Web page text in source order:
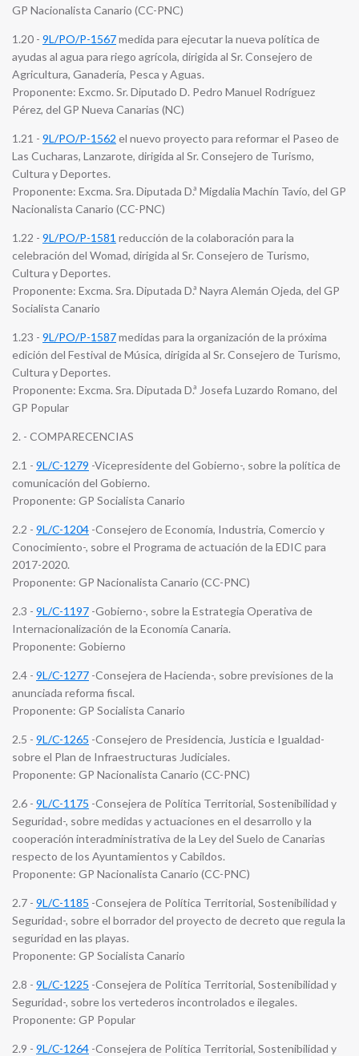
GP Nacionalista Canario (CC-PNC)
1.20 - 9L/PO/P-1567medida para ejecutar la nueva política de
ayudas al agua para riego agrícola, dirigida al Sr. Consejero de
Agricultura, Ganadería, Pesca y Aguas.
Proponente: Excmo. Sr. Diputado D. Pedro Manuel Rodríguez
Pérez, del GP Nueva Canarias (NC)
1.21 - 9L/PO/P-1562 el nuevo proyecto para reformar el Paseo de
Las Cucharas, Lanzarote, dirigida al Sr. Consejero de Turismo,
Cultura y Deportes.
Proponente: Excma. Sra. Diputada D.ª Migdalia Machín Tavío, del GP
Nacionalista Canario (CC-PNC)
1.22 - 9L/PO/P-1581 reducción de la colaboración para la
celebración del Womad, dirigida al Sr. Consejero de Turismo,
Cultura y Deportes.
Proponente: Excma. Sra. Diputada D.ª Nayra Alemán Ojeda, del GP
Socialista Canario
1.23 - 9L/PO/P-1587medidas para la organización de la próxima
edición del Festival de Música, dirigida al Sr. Consejero de Turismo,
Cultura y Deportes.
Proponente: Excma. Sra. Diputada D.ª Josefa Luzardo Romano, del
GP Popular
2. - COMPARECENCIAS
2.1 - 9L/C-1279 -Vicepresidente del Gobierno-, sobre la política de
comunicación del Gobierno.
Proponente: GP Socialista Canario
2.2 - 9L/C-1204 -Consejero de Economía, Industria, Comercio y
Conocimiento-, sobre el Programa de actuación de la EDIC para
2017-2020.
Proponente: GP Nacionalista Canario (CC-PNC)
2.3 - 9L/C-1197 -Gobierno-, sobre la Estrategia Operativa de
Internacionalización de la Economía Canaria.
Proponente: Gobierno
2.4 - 9L/C-1277 -Consejera de Hacienda-, sobre previsiones de la
anunciada reforma fiscal.
Proponente: GP Socialista Canario
2.5 - 9L/C-1265 -Consejero de Presidencia, Justicia e Igualdad-
sobre el Plan de Infraestructuras Judiciales.
Proponente: GP Nacionalista Canario (CC-PNC)
2.6 - 9L/C-1175 -Consejera de Política Territorial, Sostenibilidad y
Seguridad-, sobre medidas y actuaciones en el desarrollo y la
cooperación interadministrativa de la Ley del Suelo de Canarias
respecto de los Ayuntamientos y Cabildos.
Proponente: GP Nacionalista Canario (CC-PNC)
2.7 - 9L/C-1185 -Consejera de Política Territorial, Sostenibilidad y
Seguridad-, sobre el borrador del proyecto de decreto que regula la
seguridad en las playas.
Proponente: GP Socialista Canario
2.8 - 9L/C-1225 -Consejera de Política Territorial, Sostenibilidad y
Seguridad-, sobre los vertederos incontrolados e ilegales.
Proponente: GP Popular
2.9 - 9L/C-1264 -Consejera de Política Territorial, Sostenibilidad y